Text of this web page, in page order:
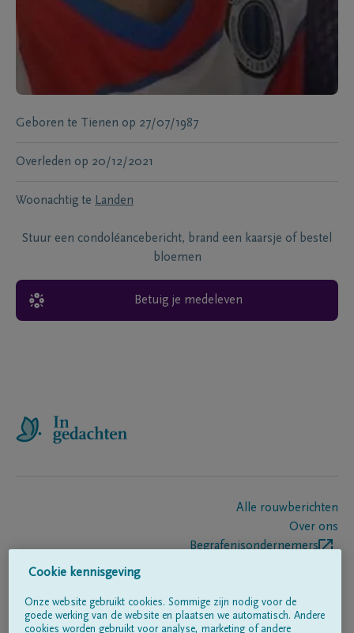
Geboren te Tienen op 27/07/1987
Overleden op 20/12/2021
Woonachtig te Landen
Stuur een condoléancebericht, brand een kaarsje of bestel
bloemen
Betuig je medeleven
Alle rouwberichten
Over ons
Begrafenisondernemers
Volg ons op
Cookie kennisgeving
Onze website gebruikt cookies. Sommige zijn nodig voor de
goede werking van de website en plaatsen we automatisch. Andere
cookies worden gebruikt voor analyse, marketing of andere